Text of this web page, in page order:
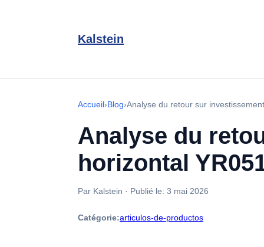
Kalstein
Accueil›Blog›Analyse du retour sur
Analyse du
horizontal
Par Kalstein · Publié le: 3 mai 2026
Catégorie:articulos-de-productos